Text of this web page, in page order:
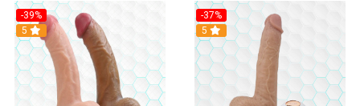
-39%
Hot
5
-37%
5